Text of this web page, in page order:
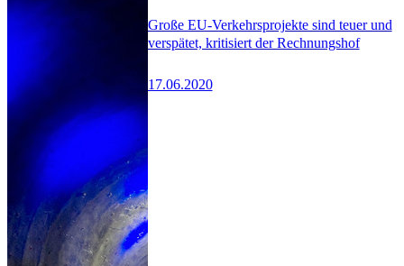
Große EU-Verkehrsprojekte sind teuer und
verspätet, kritisiert der Rechnungshof
17.06.2020